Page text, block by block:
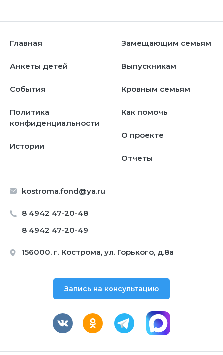
kostroma.fond@ya.ru
8 4942 47-20-48
8 4942 47-20-49
156000. г. Кострома, ул. Горького, д.8а
Главная
Анкеты детей
События
Политика
конфиденциальности
Истории
Замещающим семьям
Выпускникам
Кровным семьям
Как помочь
О проекте
Отчеты
Запись на консультацию